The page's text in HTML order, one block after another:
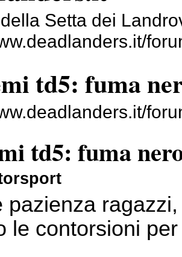
Setta dei
td5: fuma
td5: fuma
pazienza
le contorsioni